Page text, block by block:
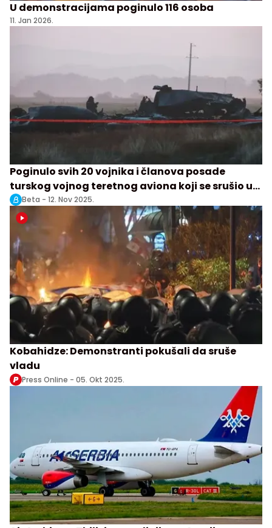
U demonstracijama poginulo 116 osoba
11. Jan 2026.
Poginulo svih 20 vojnika i članova posade
turskog vojnog teretnog aviona koji se srušio u
Gruziji
Beta - 12. Nov 2025.
Kobahidze: Demonstranti pokušali da sruše
vladu
Press Online - 05. Okt 2025.